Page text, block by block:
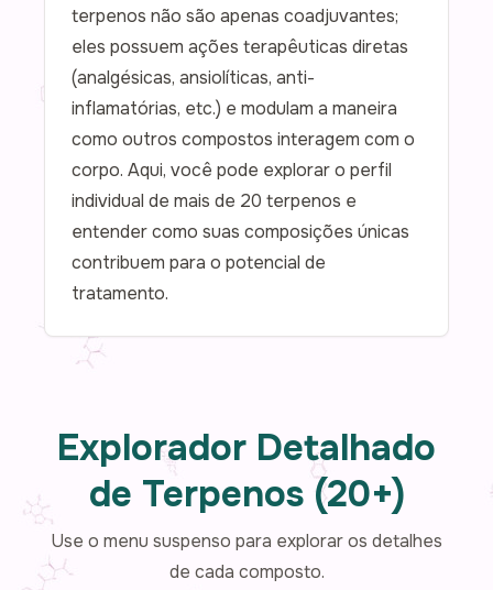
terpenos não são apenas coadjuvantes;
eles possuem ações terapêuticas diretas
(analgésicas, ansiolíticas, anti-
inflamatórias, etc.) e modulam a maneira
como outros compostos interagem com o
corpo. Aqui, você pode explorar o perfil
individual de mais de 20 terpenos e
entender como suas composições únicas
contribuem para o potencial de
tratamento.
Explorador Detalhado
de Terpenos (20+)
Use o menu suspenso para explorar os detalhes
de cada composto.